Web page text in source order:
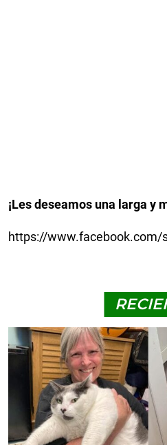
¡Les deseamos una larga y
https://www.facebook.com/